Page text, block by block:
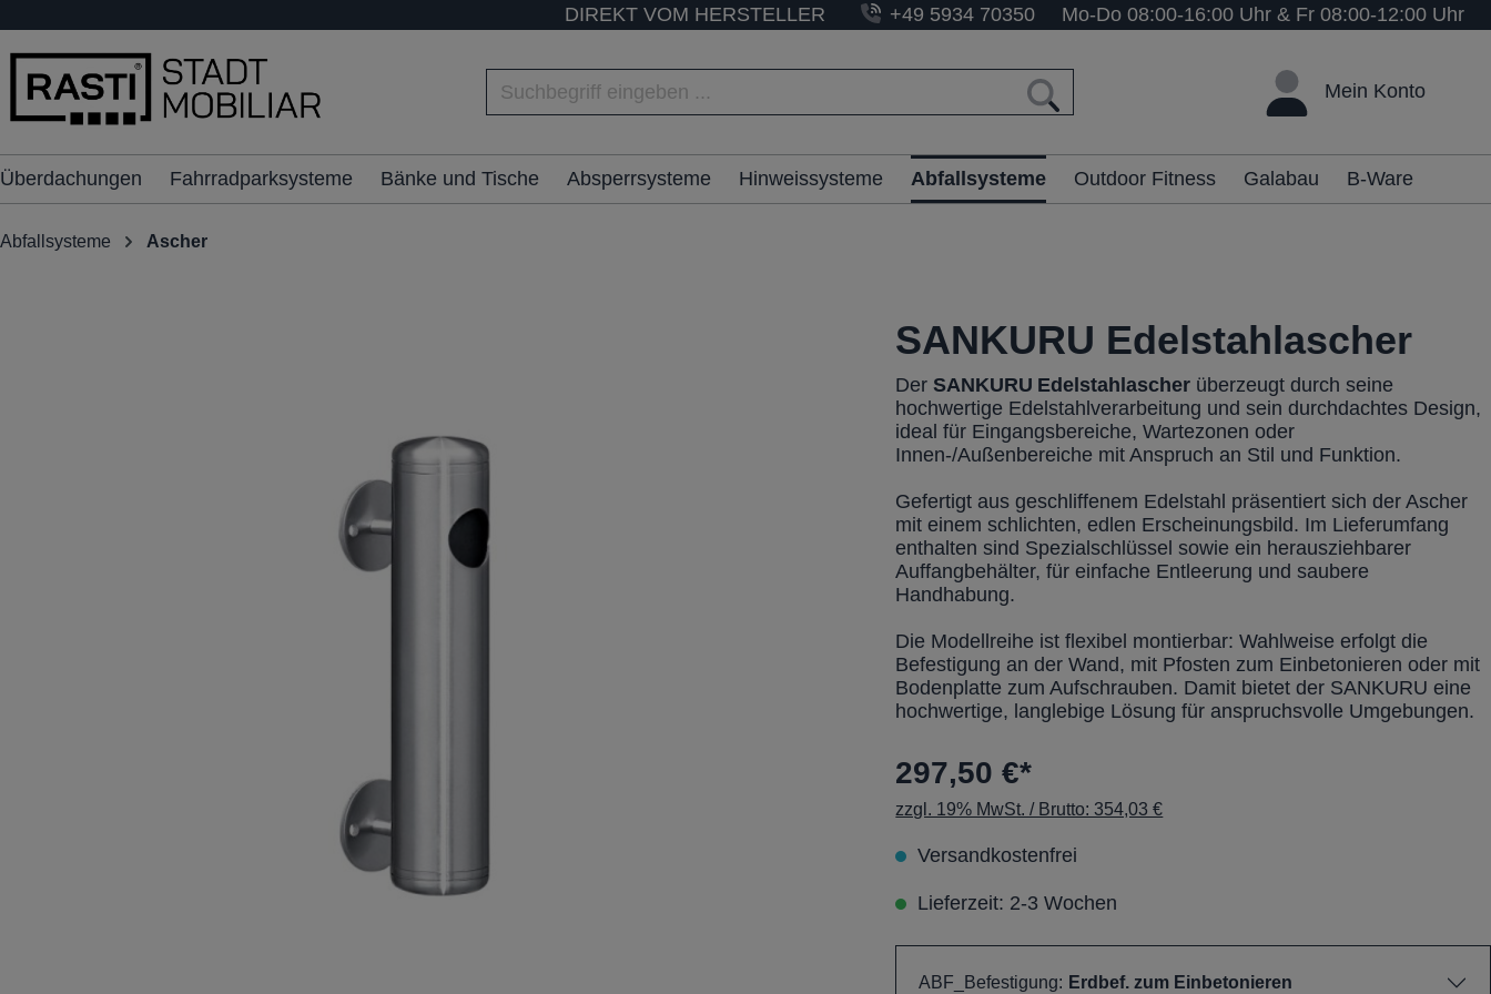
springen
DIREKT VOM HERSTELLER +49 5934 70350 Mo-Do 08:00-16:00 Uhr & Fr 08:00-12:00 Uhr
Mein Konto
Überdachungen Fahrradparksysteme Bänke und Tische Absperrsysteme Hinweissysteme Abfallsysteme Outdoor Fitness Galabau B-Ware
Abfallsysteme Ascher
SANKURU Edelstahlascher
DerSANKURU Edelstahlascher überzeugt durch seine
hochwertige Edelstahlverarbeitung und sein durchdachtes Design,
ideal für Eingangsbereiche, Wartezonen oder
Innen-/Außenbereiche mit Anspruch an Stil und Funktion.
Gefertigt aus geschliffenem Edelstahl präsentiert sich der Ascher
mit einem schlichten, edlen Erscheinungsbild. Im Lieferumfang
enthalten sind Spezialschlüssel sowie ein herausziehbarer
Auffangbehälter, für einfache Entleerung und saubere
Handhabung.
Die Modellreihe ist flexibel montierbar: Wahlweise erfolgt die
Befestigung an der Wand, mit Pfosten zum Einbetonieren oder mit
Bodenplatte zum Aufschrauben. Damit bietet der SANKURU eine
hochwertige, langlebige Lösung für anspruchsvolle Umgebungen.
297,50 €*
zzgl. 19% MwSt. / Brutto: 354,03 €
Versandkostenfrei
Lieferzeit: 2-3 Wochen
ABF_Befestigung: Erdbef. zum Einbetonieren